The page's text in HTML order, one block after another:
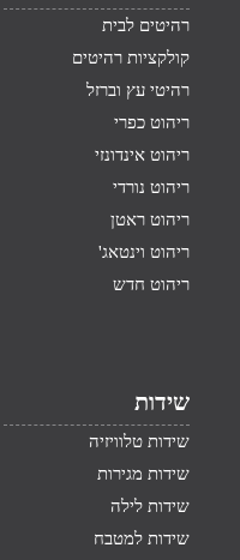
רהיטים לבית
קולקציות רהיטים
רהיטי עץ וברזל
ריהוט כפרי
ריהוט אינדונזי
ריהוט נורדי
ריהוט ראטן
ריהוט וינטאג'
ריהוט חדש
שידות
שידות טלוויזיה
שידות מגירות
שידות לילה
שידות למטבח